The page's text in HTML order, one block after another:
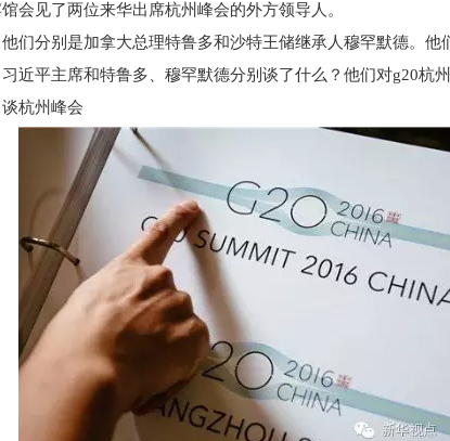
会见了两位来华出席杭州峰会的外方领导人。
他们分别是加拿大总理特鲁多和沙特王储继承人穆罕默德。他
习近平主席和特鲁多、穆罕默德分别谈了什么？他们对g20杭
谈杭州峰会